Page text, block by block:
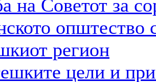
на Советот за
општество
регион
цели и